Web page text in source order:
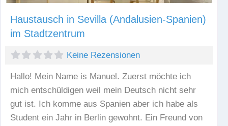
Haustausch in Sevilla (Andalusien-Spanien)
im Stadtzentrum
Keine Rezensionen
Hallo! Mein Name is Manuel. Zuerst möchte ich
mich entschüldigen weil mein Deutsch nicht sehr
gut ist. Ich komme aus Spanien aber ich habe als
Student ein Jahr in Berlin gewohnt. Ein Freund von